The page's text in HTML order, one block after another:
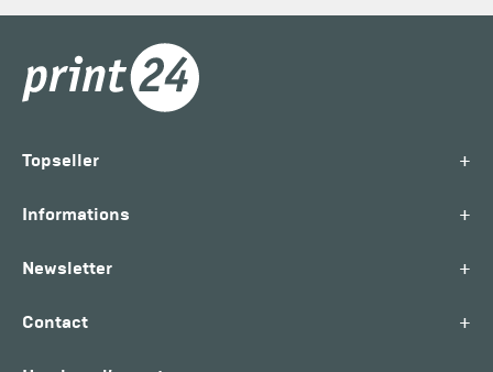
Topseller +
Informations +
Newsletter +
Contact +